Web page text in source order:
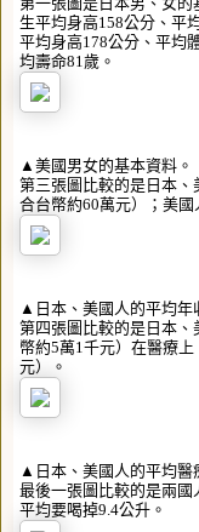
生平均身高158公分、平
平均身高178公分、平均
均壽命81歲。
▲美國男女的基本資料。
第三張圖比較的是日本
合台幣約60萬元）；美
▲日本、美國人的平均年
第四張圖比較的是日本
幣約5萬1千元）在醫療
元）。
▲日本、美國人的平均醫
最後一張圖比較的是兩
平均要喝掉9.4公升。